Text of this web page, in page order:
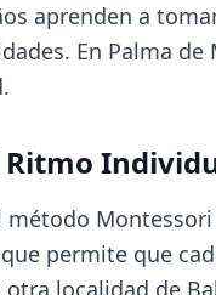
aprenden a
En Palma
Ritmo
método
permite que
localidad de